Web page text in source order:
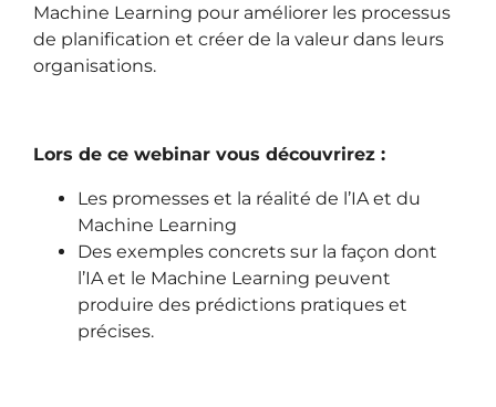
Machine Learning pour améliorer les processus
de planification et créer de la valeur dans leurs
organisations.
Lors de ce webinar vous découvrirez :
Les promesses et la réalité de l’IA et du
Machine Learning
Des exemples concrets sur la façon dont
l’IA et le Machine Learning peuvent
produire des prédictions pratiques et
précises.